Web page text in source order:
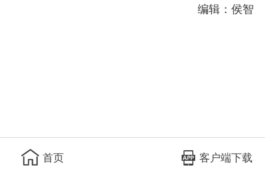
编辑：侯智
首页 客户端下载